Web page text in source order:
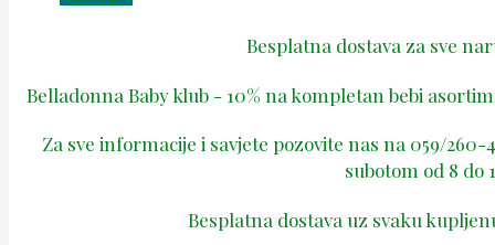
Besplatna dostava za sve
Belladonna Baby klub - 10% na kompletan bebi
Za sve informacije i savjete pozovite nas na 059/
subotom od 8 do
Besplatna dostava uz svaku